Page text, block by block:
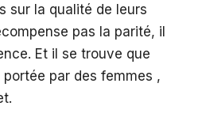
sur la qualité de leurs
pas la parité, il
Et il se trouve que
par des femmes ,